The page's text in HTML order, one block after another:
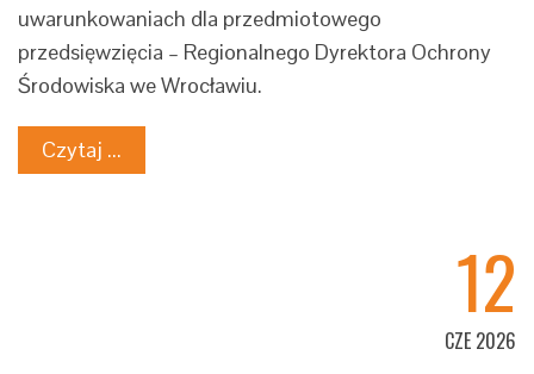
uwarunkowaniach dla przedmiotowego
przedsięwzięcia – Regionalnego Dyrektora Ochrony
Środowiska we Wrocławiu.
Czytaj ...
12
CZE 2026